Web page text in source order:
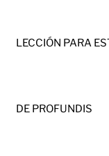
LECCIÓN PARA
DE PROFUNDIS